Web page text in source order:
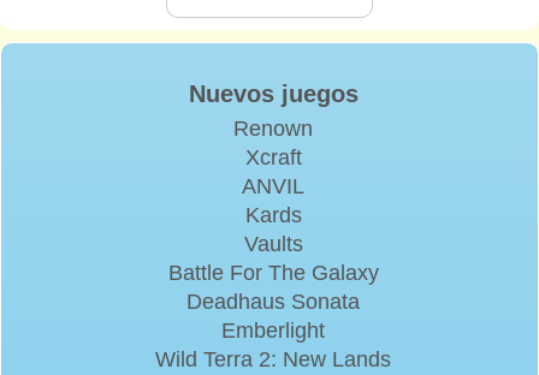
Nuevos juegos
Renown
Xcraft
ANVIL
Kards
Vaults
Battle For The Galaxy
Deadhaus Sonata
Emberlight
Wild Terra 2: New Lands